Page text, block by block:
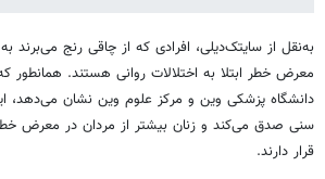
به‌نقل از سایتک‌دیلی، افرادی که از چاقی رنج می‌برند
معرض خطر ابتلا به اختلالات روانی هستند. همانطور
دانشگاه پزشکی وین و مرکز علوم وین نشان می‌دهد،
سنی صدق می‌کند و زنان بیشتر از مردان در معرض خطر
قرار دارند.